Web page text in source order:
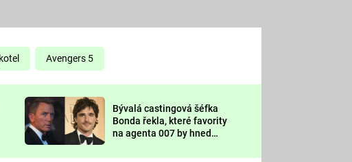
Prima LAJK
Sledujte nás
Avengers 5
Bývalá castingová šéfka
Bonda řekla, které favority
na agenta 007 by hned